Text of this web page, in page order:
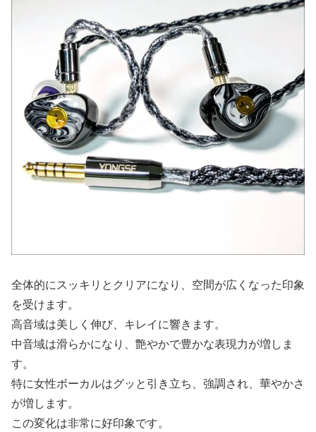
全体的にスッキリとクリアになり、空間が広くなった印象
を受けます。
高音域は美しく伸び、キレイに響きます。
中音域は滑らかになり、艶やかで豊かな表現力が増しま
す。
特に女性ボーカルはグッと引き立ち、強調され、華やかさ
が増します。
この変化は非常に好印象です。